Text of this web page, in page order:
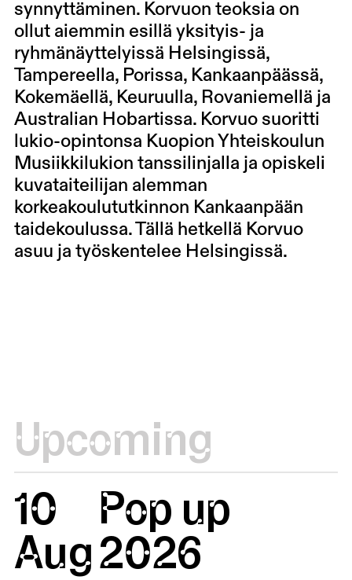
synnyttäminen. Korvuon teoksia on
ollut aiemmin esillä yksityis- ja
ryhmänäyttelyissä Helsingissä,
Tampereella, Porissa, Kankaanpäässä,
Kokemäellä, Keuruulla, Rovaniemellä ja
Australian Hobartissa. Korvuo suoritti
lukio-opintonsa Kuopion Yhteiskoulun
Musiikkilukion tanssilinjalla ja opiskeli
kuvataiteilijan alemman
korkeakoulututkinnon Kankaanpään
taidekoulussa. Tällä hetkellä Korvuo
asuu ja työskentelee Helsingissä.
Upcoming
10
Aug
Pop up
2026